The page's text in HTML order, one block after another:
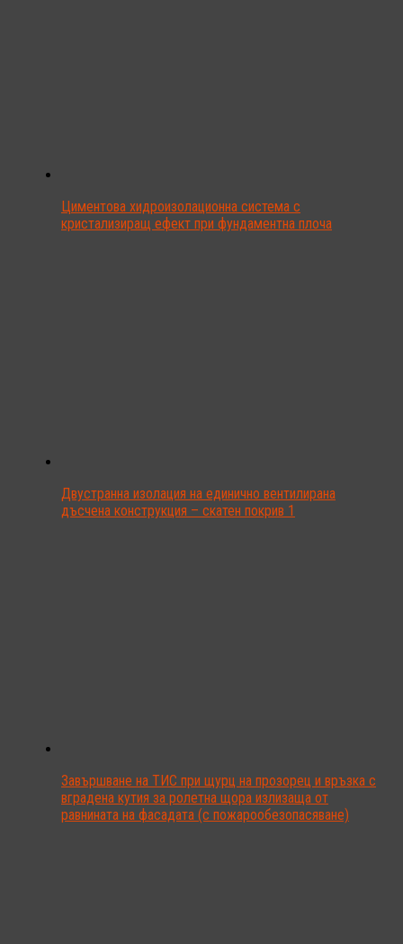
Циментова хидроизолационна система с
кристализиращ ефект при фундаментна плоча
Двустранна изолация на единично вентилирана
дъсчена конструкция – скатен покрив 1
Завършване на ТИС при щурц на прозорец и връзка с
вградена кутия за ролетна щора излизаща от
равнината на фасадата (с пожарообезопасяване)